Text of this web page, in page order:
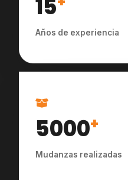
15
Años de experiencia
5000+
Mudanzas realizadas